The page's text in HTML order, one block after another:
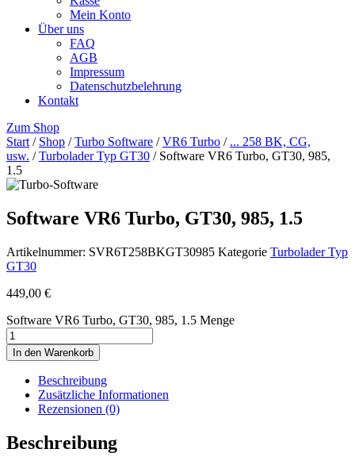
Mein Konto
Über uns
FAQ
AGB
Impressum
Datenschutzbelehrung
Kontakt
Zum Shop
Start / Shop /Turbo Software /VR6 Turbo / ... 258 BK, CG,
usw. /Turbolader Typ GT30 / Software VR6 Turbo, GT30, 985,
1.5
Software VR6 Turbo, GT30, 985, 1.5
Artikelnummer: SVR6T258BKGT30985 Kategorie Turbolader Typ
GT30
449,00 €
Software VR6 Turbo, GT30, 985, 1.5 Menge
In den Warenkorb
Beschreibung
Zusätzliche Informationen
Rezensionen (0)
Beschreibung